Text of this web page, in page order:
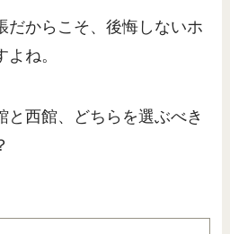
だからこそ、後悔しないホ
ね。
と西館、どちらを選ぶべき